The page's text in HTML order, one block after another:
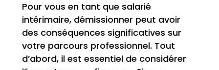
Pour vous en tant que salarié
intérimaire, démissionner peut avoir
des conséquences significatives sur
votre parcours professionnel. Tout
d’abord, il est essentiel de considérer